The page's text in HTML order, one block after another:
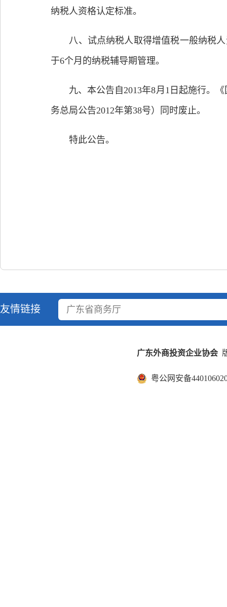
纳税人资格认定标准。
八、试点纳税人取得增值税一般纳税人
于6个月的纳税辅导期管理。
九、本公告自2013年8月1日起施行。《
务总局公告2012年第38号）同时废止。
特此公告。
友情链接 广东省商务厅
广东外商投资企业协会
粤公网安备